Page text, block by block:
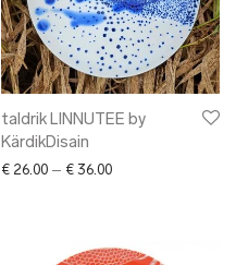
taldrik LINNUTEE by
KärdikDisain
€ 26.00 – € 36.00Price range: €